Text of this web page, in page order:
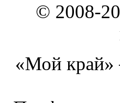
© 2008-
«Мой край»